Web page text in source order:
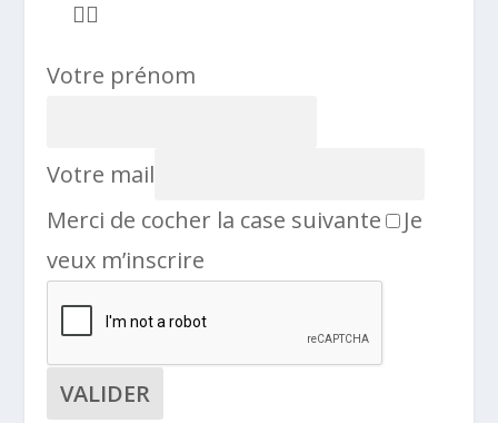
🏊‍♀️
Votre prénom
Votre mail
Merci de cocher la case suivante
Je
veux m’inscrire